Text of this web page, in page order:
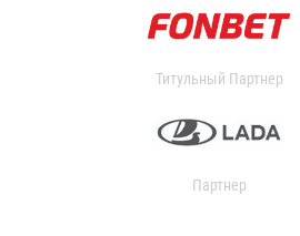
Титульный Партнер
Партнер